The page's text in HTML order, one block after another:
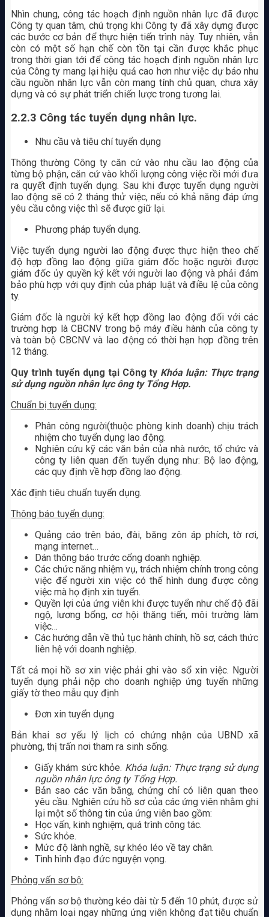
Nhìn chung, công tác hoạch định nguồn nhân lực đã được
Công ty quan tâm, chú trọng khi Công ty đã xây dựng được
các bước cơ bản để thực hiện tiến trình này. Tuy nhiên, vẫn
còn có một số hạn chế còn tồn tại cần được khắc phục
trong thời gian tới để công tác hoạch định nguồn nhân lực
của Công ty mang lại hiệu quả cao hơn như việc dự báo nhu
cầu nguồn nhân lực vẫn còn mang tính chủ quan, chưa xây
dựng và có sự phát triển chiến lược trong tương lai.
2.2.3 Công tác tuyển dụng nhân lực.
Nhu cầu và tiêu chí tuyển dụng
Thông thường Công ty căn cứ vào nhu cầu lao động của
từng bộ phận, căn cứ vào khối lượng công việc rồi mới đưa
ra quyết định tuyển dụng. Sau khi được tuyển dụng người
lao động sẽ có 2 tháng thử việc, nếu có khả năng đáp ứng
yêu cầu công việc thì sẽ được giữ lại.
Phương pháp tuyển dụng.
Việc tuyển dụng người lao động được thực hiện theo chế
độ hợp đồng lao động giữa giám đốc hoặc người được
giám đốc ủy quyền ký kết với người lao động và phải đảm
bảo phù hợp với quy định của pháp luật và điều lệ của công
ty.
Giám đốc là người ký kết hợp đồng lao động đối với các
trường hợp là CBCNV trong bộ máy điều hành của công ty
và toàn bộ CBCNV và lao động có thời hạn hợp đồng trên
12 tháng.
Quy trình tuyển dụng tại Công ty Khóa luận: Thực trạng
sử dụng nguồn nhân lực ông ty Tổng Hợp.
Chuẩn bị tuyển dụng:
Phân công người(thuộc phòng kinh doanh) chịu trách
nhiệm cho tuyển dụng lao động.
Nghiên cứu kỹ các văn bản của nhà nước, tổ chức và
công ty liên quan đến tuyển dụng như: Bộ lao động,
các quy định về hợp đồng lao động.
Xác định tiêu chuẩn tuyển dụng.
Thông báo tuyển dụng:
Quảng cáo trên báo, đài, băng zôn áp phích, tờ rơi,
mạng internet…
Dán thông báo trước cổng doanh nghiệp.
Các chức năng nhiệm vụ, trách nhiệm chính trong công
việc để người xin việc có thể hình dung được công
việc mà họ định xin tuyển.
Quyền lợi của ứng viên khi được tuyển như chế độ đãi
ngộ, lương bổng, cơ hội thăng tiến, môi trường làm
việc…
Các hướng dẫn về thủ tục hành chính, hồ sơ, cách thức
liên hệ với doanh nghiệp.
Tất cả mọi hồ sơ xin việc phải ghi vào sổ xin việc. Người
tuyển dụng phải nộp cho doanh nghiệp ứng tuyển những
giấy tờ theo mẫu quy định
Đơn xin tuyển dụng
Bản khai sơ yếu lý lịch có chứng nhận của UBND xã
phường, thị trấn nơi tham ra sinh sống.
Giấy khám sức khỏe. Khóa luận: Thực trạng sử dụng
nguồn nhân lực ông ty Tổng Hợp.
Bản sao các văn bằng, chứng chỉ có liên quan theo
yêu cầu. Nghiên cứu hồ sơ của các ứng viên nhằm ghi
lại một số thông tin của ứng viên bao gồm:
Học vấn, kinh nghiệm, quá trình công tác.
Sức khỏe.
Mức độ lành nghề, sự khéo léo về tay chân.
Tình hình đạo đức nguyện vọng.
Phỏng vấn sơ bộ:
Phỏng vấn sơ bộ thường kéo dài từ 5 đến 10 phút, được sử
dụng nhằm loại ngay những ứng viên không đạt tiêu chuẩn